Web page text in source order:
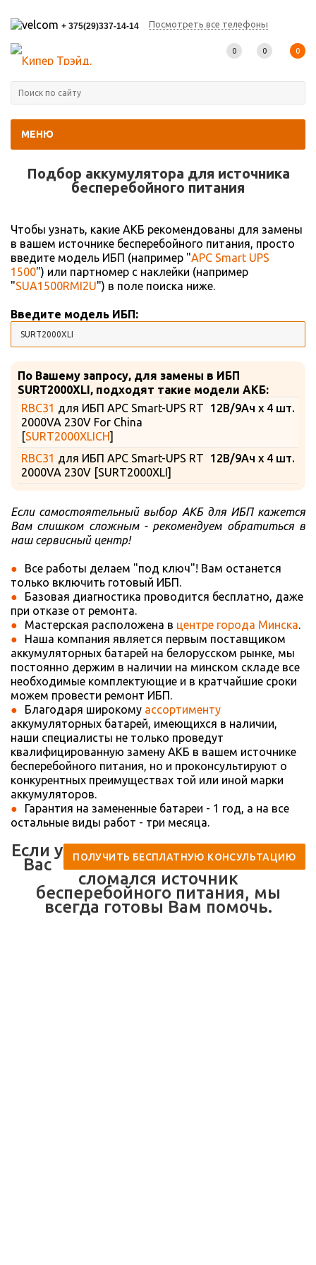
+ 375(29)337-14-14 Посмотреть все телефоны
МЕНЮ
0 0 0
Подбор аккумулятора для источника
беcперебойного питания
Чтобы узнать, какие АКБ рекомендованы для замены
в вашем источнике бесперебойного питания, просто
введите модель ИБП (например "APC Smart UPS
1500") или партномер с наклейки (например
"SUA1500RMI2U") в поле поиска ниже.
Введите модель ИБП:
По Вашему запросу, для замены в ИБП
SURT2000XLI, подходят такие модели АКБ:
12В/9Ач x 4 шт.
RBC31 для ИБП APC Smart-UPS RT
2000VA 230V For China
[SURT2000XLICH]
12В/9Ач x 4 шт.
RBC31 для ИБП APC Smart-UPS RT
2000VA 230V [SURT2000XLI]
Если самостоятельный выбор АКБ для ИБП кажется
Вам слишком сложным - рекомендуем обратиться в
наш сервисный центр!
Все работы делаем "под ключ"! Вам останется
только включить готовый ИБП.
Базовая диагностика проводится бесплатно, даже
при отказе от ремонта.
Мастерская расположена в центре города Минска.
Наша компания является первым поставщиком
аккумуляторных батарей на белорусском рынке, мы
постоянно держим в наличии на минском складе все
необходимые комплектующие и в кратчайшие сроки
можем провести ремонт ИБП.
Благодаря широкому ассортименту
аккумуляторных батарей, имеющихся в наличии,
наши специалисты не только проведут
квалифицированную замену АКБ в вашем источнике
бесперебойного питания, но и проконсультируют о
конкурентных преимуществах той или иной марки
аккумуляторов.
Гарантия на замененные батареи - 1 год, а на все
остальные виды работ - три месяца.
ПОЛУЧИТЬ БЕСПЛАТНУЮ КОНСУЛЬТАЦИЮ
Если у
Вас
сломался источник
бесперебойного питания, мы
всегда готовы Вам помочь.